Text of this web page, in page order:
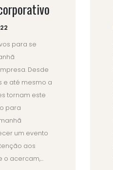
para se
Desde
e até mesmo a
tornam este
para
um evento
aos
o acercam,...